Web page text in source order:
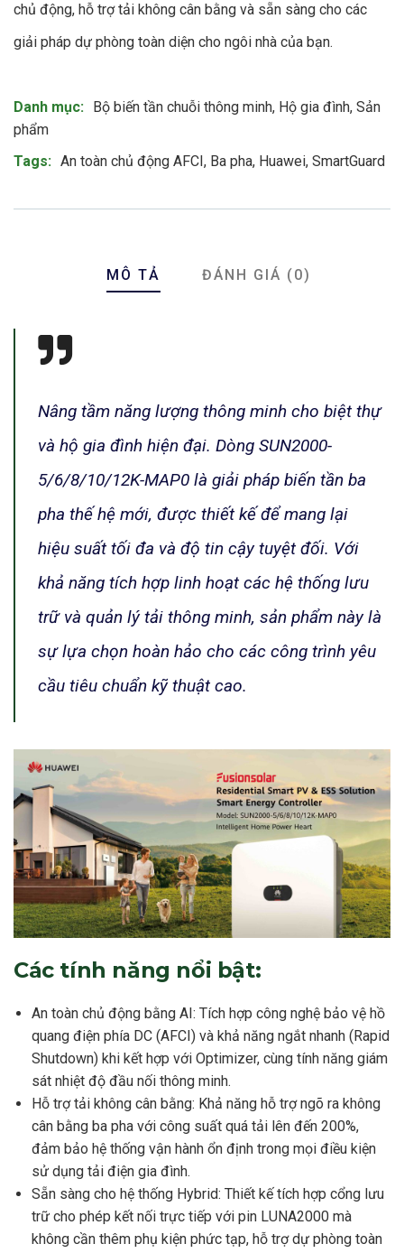
chủ động, hỗ trợ tải không cân bằng và sẵn sàng cho các
giải pháp dự phòng toàn diện cho ngôi nhà của bạn.
Danh mục: Bộ biến tần chuỗi thông minh, Hộ gia đình, Sản
phẩm
Tags: An toàn chủ động AFCI , Ba pha, Huawei, SmartGuard
MÔ TẢ ĐÁNH GIÁ (0)
Nâng tầm năng lượng thông minh cho biệt thự
và hộ gia đình hiện đại. Dòng SUN2000-
5/6/8/10/12K-MAP0 là giải pháp biến tần ba
pha thế hệ mới, được thiết kế để mang lại
hiệu suất tối đa và độ tin cậy tuyệt đối. Với
khả năng tích hợp linh hoạt các hệ thống lưu
trữ và quản lý tải thông minh, sản phẩm này là
sự lựa chọn hoàn hảo cho các công trình yêu
cầu tiêu chuẩn kỹ thuật cao.
Các tính năng nổi bật:
An toàn chủ động bằng AI: Tích hợp công nghệ bảo vệ hồ
quang điện phía DC (AFCI) và khả năng ngắt nhanh (Rapid
Shutdown) khi kết hợp với Optimizer, cùng tính năng giám
sát nhiệt độ đầu nối thông minh.
Hỗ trợ tải không cân bằng: Khả năng hỗ trợ ngõ ra không
cân bằng ba pha với công suất quá tải lên đến 200%,
đảm bảo hệ thống vận hành ổn định trong mọi điều kiện
sử dụng tải điện gia đình.
Sẵn sàng cho hệ thống Hybrid: Thiết kế tích hợp cổng lưu
trữ cho phép kết nối trực tiếp với pin LUNA2000 mà
không cần thêm phụ kiện phức tạp, hỗ trợ dự phòng toàn